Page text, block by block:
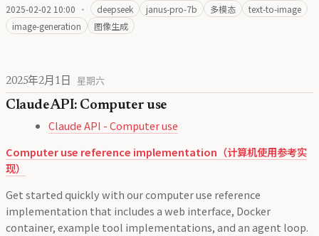
2025-02-02 10:00 · deepseek janus-pro-7b 多模态
text-to-image
image-generation
图像生成
2025年2月1日 星期六
Claude API: Computer use
Claude API - Computer use
Computer use reference implementation（计算机使用参考实
现）
Get started quickly with our computer use reference
implementation that includes a web interface, Docker
container, example tool implementations, and an agent loop.